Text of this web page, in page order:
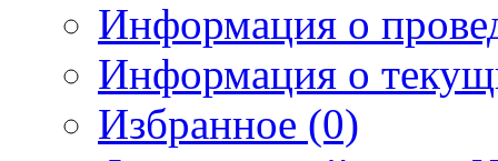
Информация о
Информация о
Избранное (0)